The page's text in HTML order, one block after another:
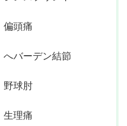
偏頭痛
へバーデン結節
野球肘
生理痛